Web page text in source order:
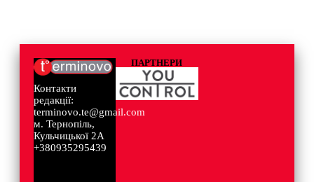
Контакти
редакції:
terminovo.te@gmail.com
м. Тернопіль,
Кульчицької 2А
+380935295439
ПАРТНЕРИ